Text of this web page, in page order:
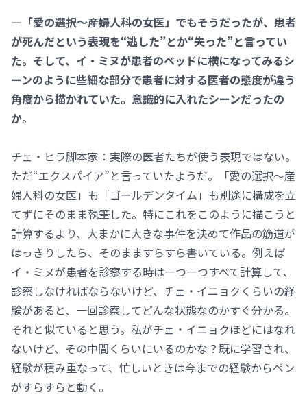
―「愛の選択～産婦人科の女医」でもそうだったが、患者
が死んだという表現を“逃した”とか“失った”と言ってい
た。そして、イ・ミヌが患者のベッドに横になってみるシ
ーンのように些細な部分で患者に対する医者の態度が違う
角度から描かれていた。意識的に入れたシーンだったの
か。
チェ・ヒラ脚本家：実際の医者たちが使う表現ではない。
ただ“エクスパイア”と言っていたようだ。「愛の選択～産
婦人科の女医」も「ゴールデンタイム」も別途に構成を立
てずにそのまま執筆した。特にこれをこのように描こうと
計算するより、大まかに大きな事件を決めて作品の筋道が
はっきりしたら、そのまますらすら書いている。例えば
イ・ミヌが患者を診察する時は一つ一つすべて計算して、
診察しなければならないけど、チェ・イニョクくらいの経
験があると、一回診察してどんな状態なのかすぐ分かる。
それと似ていると思う。私がチェ・イニョクほどにはなれ
ないけど、その中間くらいにいるのかな？既に学習され、
経験が積み重なって、忙しいときは今までの経験からペン
がすらすらと動く。